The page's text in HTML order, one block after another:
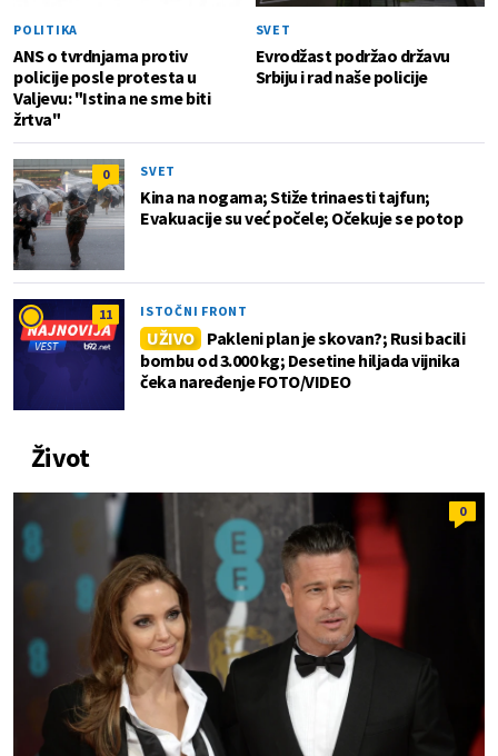
POLITIKA
ANS o tvrdnjama protiv
policije posle protesta u
Valjevu: "Istina ne sme biti
žrtva"
SVET
Evrodžast podržao državu
Srbiju i rad naše policije
0 SVET
Kina na nogama; Stiže trinaesti tajfun;
Evakuacije su već počele; Očekuje se potop
11 ISTOČNI FRONT
UŽIVO
Pakleni plan je skovan?; Rusi bacili
bombu od 3.000 kg; Desetine hiljada vijnika
čeka naređenje FOTO/VIDEO
Život
0